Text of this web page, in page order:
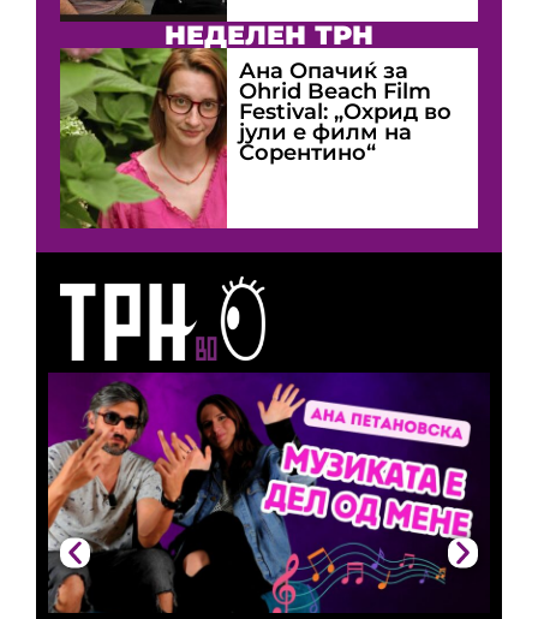
НЕДЕЛЕН ТРН
Ана Опачиќ за
Оhrid Beach Film
Festival: „Охрид во
јули е филм на
Сорентино“